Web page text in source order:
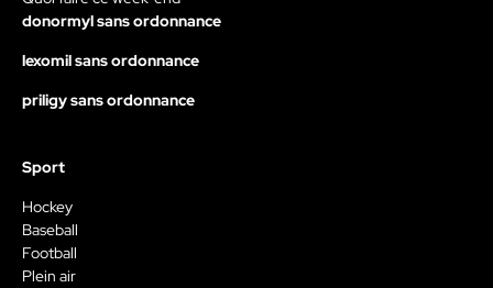
donormyl sans ordonnance
lexomil sans ordonnance
priligy sans ordonnance
Sport
Hockey
Baseball
Football
Plein air